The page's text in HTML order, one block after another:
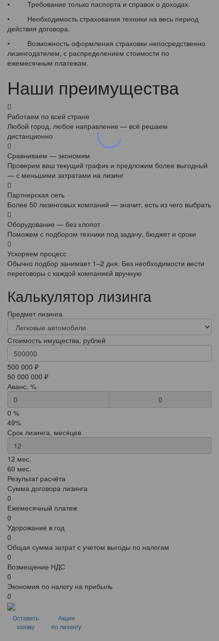
• Требование только паспорта и справок о доходах.
• Необходимость страхования техники на весь период
действия договора.
• Возможность оформления страховки непосредственно
лизингодателем, с распределением стоимости по
ежемесячным платежам.
Наши преимущества
Работаем по всей стране
Любой город, любое направление — всё решаем
дистанционно
Сравниваем — экономим
Проверим ваш текущий график и предложим более выгодный
— с меньшими затратами на лизинг
Партнерская сеть
Более 50 лизинговых компаний — значит, есть из чего выбрать
Оборудование — без хлопот
Поможем с подбором техники под задачу, бюджет и сроки
Ускоряем процесс
Обычно подбор занимает 1–2 дня. Без необходимости вести
переговоры с каждой компанией вручную
Калькулятор лизинга
Предмет лизинга
Стоимость имущества, рублей
500 000 ₽
50 000 000 ₽
Аванс, %
0
0 %
49%
Срок лизинга, месяцев
12 мес.
60 мес.
Результат расчёта
Сумма договора лизинга
0
Ежемесячный платеж
0
Удорожание в год
0
Общая сумма затрат с учетом выгоды по налогам
0
Возмещение НДС
0
Экономия по налогу на прибыль
0
Оставить
заявку
Акции
по лизингу